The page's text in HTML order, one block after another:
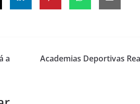
a
Academias Deportivas